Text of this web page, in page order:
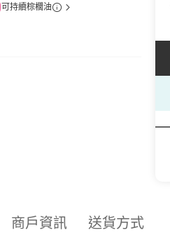
可持續棕櫚油
商戶資訊 送貨方式